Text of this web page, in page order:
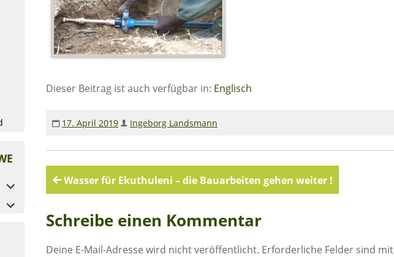
Dieser Beitrag ist auch verfügbar in: Englisch
17. April 2019 Ingeborg Landsmann
Beitragsnavigation
Wasser für Ekuthuleni – die Bauarbeiten gehen weiter !
Schreibe einen Kommentar
Deine E-Mail-Adresse wird nicht veröffentlicht. Erforderliche Felder sind mit